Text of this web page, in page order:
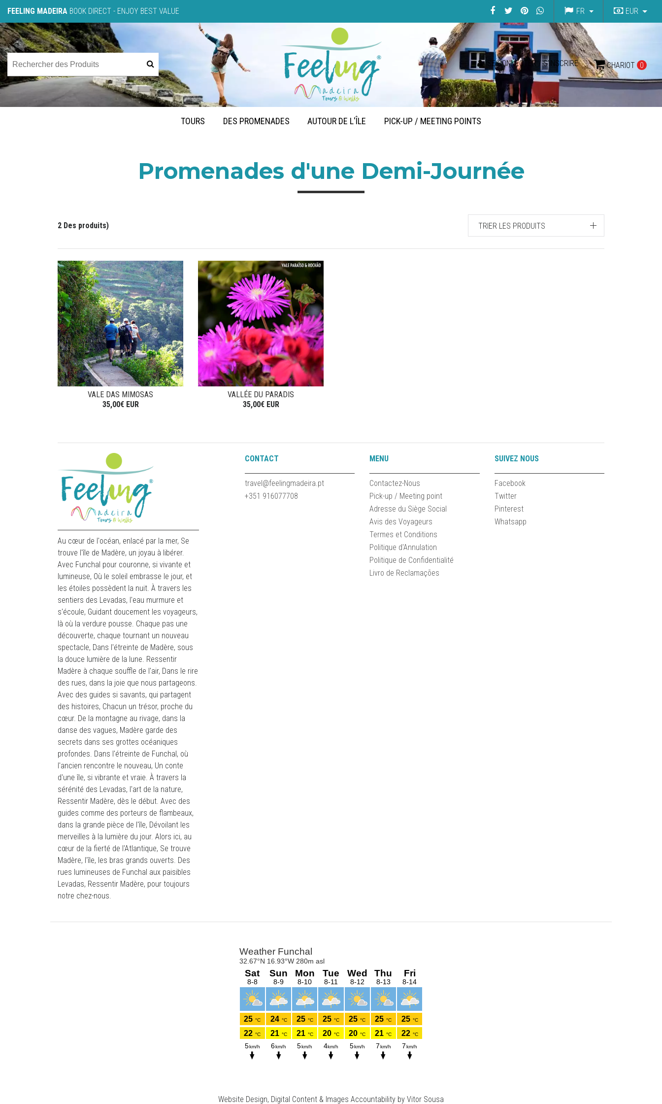
FEELING MADEIRA BOOK DIRECT - ENJOY BEST VALUE FR EUR
CHARIOT 0
SE CONNECTER / S'INSCRIRE
TOURS DES PROMENADES AUTOUR DE L'ÎLE PICK-UP / MEETING POINTS
Promenades d'une Demi-Journée
2 Des produits) TRIER LES PRODUITS
VALE DAS MIMOSAS
35,00€ EUR
VALLÉE DU PARADIS
35,00€ EUR
Au cœur de l'océan, enlacé par la mer, Se
trouve l'île de Madère, un joyau à libérer.
Avec Funchal pour couronne, si vivante et
lumineuse, Où le soleil embrasse le jour, et
les étoiles possèdent la nuit. À travers les
sentiers des Levadas, l'eau murmure et
s'écoule, Guidant doucement les voyageurs,
là où la verdure pousse. Chaque pas une
découverte, chaque tournant un nouveau
spectacle, Dans l'étreinte de Madère, sous
la douce lumière de la lune. Ressentir
Madère à chaque souffle de l'air, Dans le rire
des rues, dans la joie que nous partageons.
Avec des guides si savants, qui partagent
des histoires, Chacun un trésor, proche du
cœur. De la montagne au rivage, dans la
danse des vagues, Madère garde des
secrets dans ses grottes océaniques
profondes. Dans l'étreinte de Funchal, où
l'ancien rencontre le nouveau, Un conte
d'une île, si vibrante et vraie. À travers la
sérénité des Levadas, l'art de la nature,
Ressentir Madère, dès le début. Avec des
guides comme des porteurs de flambeaux,
dans la grande pièce de l'île, Dévoilant les
merveilles à la lumière du jour. Alors ici, au
cœur de la fierté de l'Atlantique, Se trouve
Madère, l'île, les bras grands ouverts. Des
rues lumineuses de Funchal aux paisibles
Levadas, Ressentir Madère, pour toujours
notre chez-nous.
CONTACT
travel@feelingmadeira.pt
+351 916077708
MENU
Contactez-Nous
Pick-up / Meeting point
Adresse du Siège Social
Avis des Voyageurs
Termes et Conditions
Politique d'Annulation
Politique de Confidentialité
Livro de Reclamações
SUIVEZ NOUS
Facebook
Twitter
Pinterest
Whatsapp
Website Design, Digital Content & Images Accountability by Vitor Sousa